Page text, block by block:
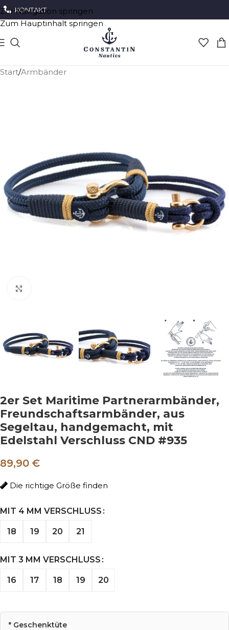
Zur Navigation springen
Zum Hauptinhalt springen
KONTAKT
Start/Armbänder
2er Set Maritime Partnerarmbänder,
Freundschaftsarmbänder, aus
Segeltau, handgemacht, mit
Edelstahl Verschluss CND #935
89,90 €
Die richtige Größe finden
MIT 4 MM VERSCHLUSS
18 19 20 21
MIT 3 MM VERSCHLUSS
16 17 18 19 20
* Geschenktüte